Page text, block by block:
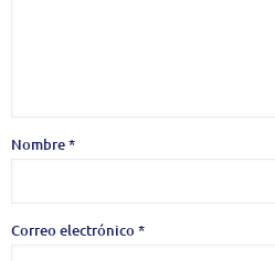
Nombre*
Correo electrónico*